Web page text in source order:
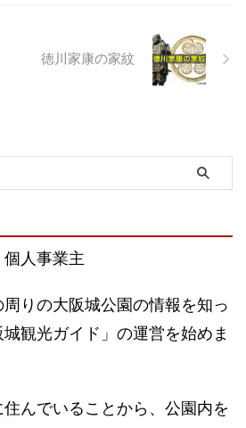
徳川家康の家紋
人事業主
りの大阪城公園の情報を知っ
観光ガイド」の運営を始めま
んでいることから、公園内を